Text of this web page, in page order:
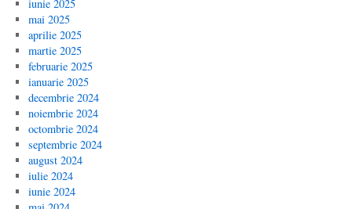
iunie 2025
mai 2025
aprilie 2025
martie 2025
februarie 2025
ianuarie 2025
decembrie 2024
noiembrie 2024
octombrie 2024
septembrie 2024
august 2024
iulie 2024
iunie 2024